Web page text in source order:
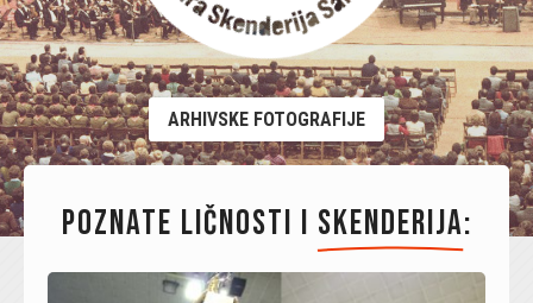
ARHIVSKE FOTOGRAFIJE
Poznate ličnosti i Skenderija: